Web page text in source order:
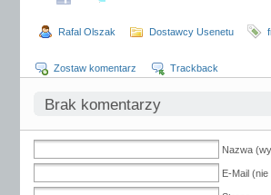
Rafal Olszak Dostawcy Usenetu
Zostaw komentarz Trackback
Brak komentarzy
Nazwa
E-Mail